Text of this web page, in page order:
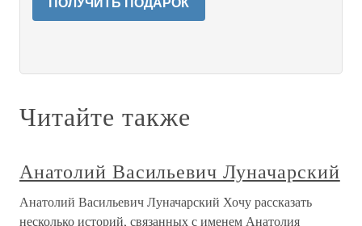
ПОЛУЧИТЬ ПОДАРОК
Читайте также
Анатолий Васильевич Луначарский
Анатолий Васильевич Луначарский Хочу рассказать
несколько историй, связанных с именем Анатолия